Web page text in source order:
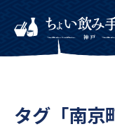
タグ「南京